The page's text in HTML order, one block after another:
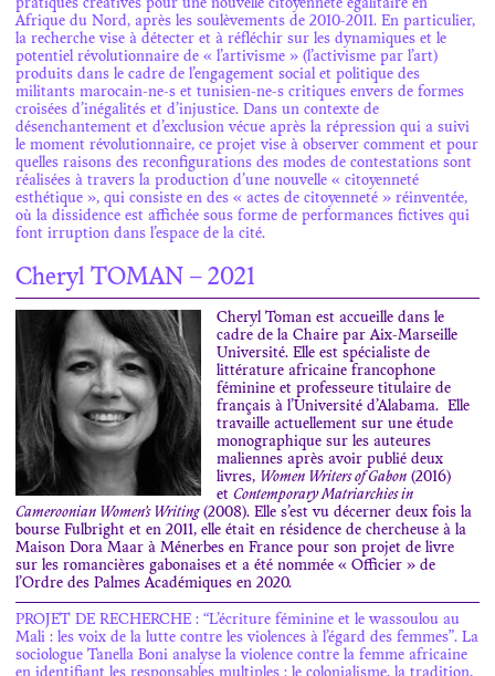
pratiques créatives pour une nouvelle citoyenneté égalitaire en
Afrique du Nord, après les soulèvements de 2010-2011. En particulier,
la recherche vise à détecter et à réfléchir sur les dynamiques et le
potentiel révolutionnaire de « l’artivisme » (l’activisme par l’art)
produits dans le cadre de l’engagement social et politique des
militants marocain-ne-s et tunisien-ne-s critiques envers de formes
croisées d’inégalités et d’injustice. Dans un contexte de
désenchantement et d’exclusion vécue après la répression qui a suivi
le moment révolutionnaire, ce projet vise à observer comment et pour
quelles raisons des reconfigurations des modes de contestations sont
réalisées à travers la production d’une nouvelle « citoyenneté
esthétique », qui consiste en des « actes de citoyenneté » réinventée,
où la dissidence est affichée sous forme de performances fictives qui
font irruption dans l’espace de la cité.
Cheryl TOMAN – 2021
Cheryl Toman est accueille dans le
cadre de la Chaire par Aix-Marseille
Université. Elle est spécialiste de
littérature africaine francophone
féminine et professeure titulaire de
français à l’Université d’Alabama. Elle
travaille actuellement sur une étude
monographique sur les auteures
maliennes après avoir publié deux
livres, Women Writers of Gabon (2016)
et Contemporary Matriarchies in
Cameroonian Women’s Writing(2008). Elle s’est vu décerner deux fois la
bourse Fulbright et en 2011, elle était en résidence de chercheuse à la
Maison Dora Maar à Ménerbes en France pour son projet de livre
sur les romancières gabonaises et a été nommée « Officier » de
l’Ordre des Palmes Académiques en 2020.
PROJET DE RECHERCHE : “L’écriture féminine et le wassoulou au
Mali : les voix de la lutte contre les violences à l’égard des femmes”. La
sociologue Tanella Boni analyse la violence contre la femme africaine